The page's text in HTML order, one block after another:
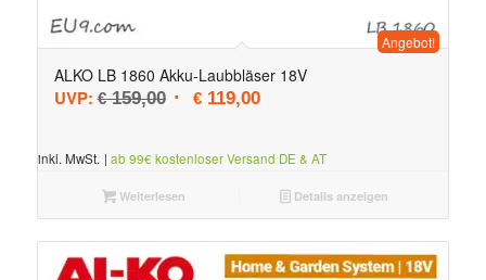
ALKO LB 1860 Akku-Laubbläser 18V
UVP: €159,00 Ursprünglicher Preis war: € 159,00
€119,00Aktueller Preis ist: € 119,00.
Angebot!
inkl. MwSt. | ab 99€ kostenloser Versand DE & AT
Weiterlesen Details anzeigen